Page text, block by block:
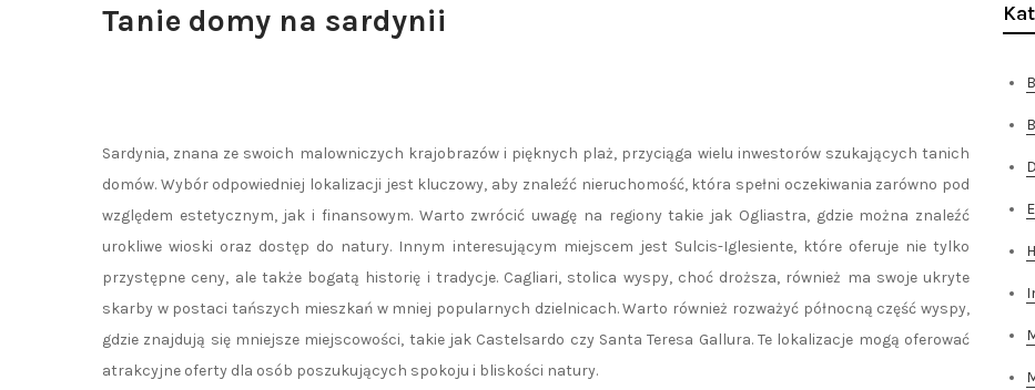
Tanie domy na sardynii
Sardynia, znana ze swoich malowniczych krajobrazów i pięknych plaż, przyciąga wielu inwestorów szukających tanich
domów. Wybór odpowiedniej lokalizacji jest kluczowy, aby znaleźć nieruchomość, która spełni oczekiwania zarówno pod
względem estetycznym, jak i finansowym. Warto zwrócić uwagę na regiony takie jak Ogliastra, gdzie można znaleźć
urokliwe wioski oraz dostęp do natury. Innym interesującym miejscem jest Sulcis-Iglesiente, które oferuje nie tylko
przystępne ceny, ale także bogatą historię i tradycje. Cagliari, stolica wyspy, choć droższa, również ma swoje ukryte
skarby w postaci tańszych mieszkań w mniej popularnych dzielnicach. Warto również rozważyć północną część wyspy,
gdzie znajdują się mniejsze miejscowości, takie jak Castelsardo czy Santa Teresa Gallura. Te lokalizacje mogą oferować
atrakcyjne oferty dla osób poszukujących spokoju i bliskości natury.